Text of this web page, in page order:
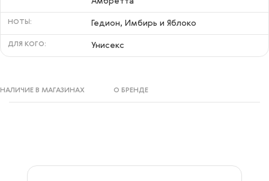
НОТЫ: Гедион, Имбирь и Яблоко
ДЛЯ КОГО: Унисекс
НАЛИЧИЕ В МАГАЗИНАХ О БРЕНДЕ